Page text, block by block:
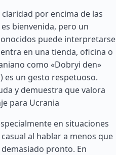
por encima de las
bienvenida, pero un
puede interpretarse
en una tienda, oficina o
como «Dobryi den»
es un gesto respetuoso.
y demuestra que valora
para Ucrania
en situaciones
al hablar a menos que
pronto. En